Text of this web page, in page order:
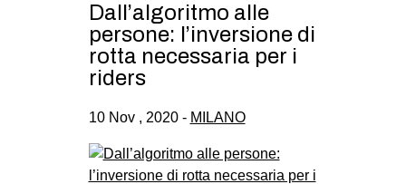
Dall’algoritmo alle
persone: l’inversione di
rotta necessaria per i
riders
10 Nov , 2020 - MILANO